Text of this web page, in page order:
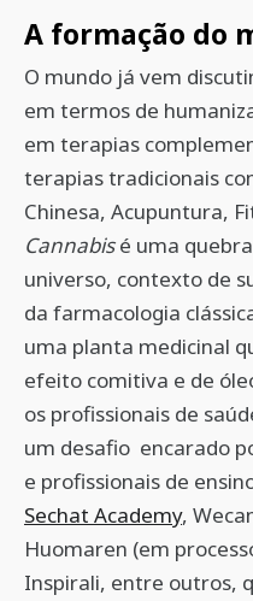
A formação do
O mundo já vem
em termos de
em terapias
terapias tradicionais
Chinesa, Acupuntura,
Cannabisé uma
universo, contexto de
da farmacologia
uma planta medicinal
efeito comitiva e de
os profissionais de
um desafio encarado
e profissionais de
Sechat Academy,
Huomaren (em
Inspirali, entre outros,